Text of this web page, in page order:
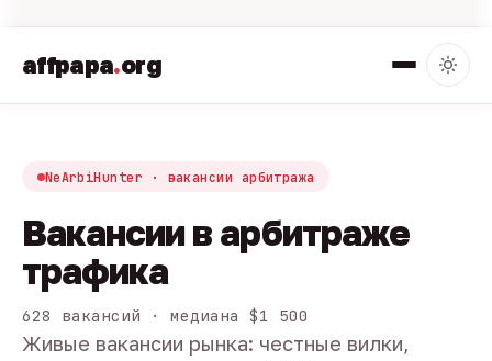
affpapa.org
NeArbiHunter · вакансии арбитража
Вакансии в арбитраже
трафика
628 вакансий · медиана $1 500
Живые вакансии рынка: честные вилки,